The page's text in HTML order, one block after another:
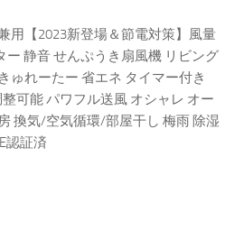
用【2023新登場＆節電対策】風量
ー 静音 せんぷうき扇風機 リビング
ゅれーたー 省エネ タイマー付き
可能 パワフル送風 オシャレ オー
換気/空気循環/部屋干し 梅雨 除湿
認証済